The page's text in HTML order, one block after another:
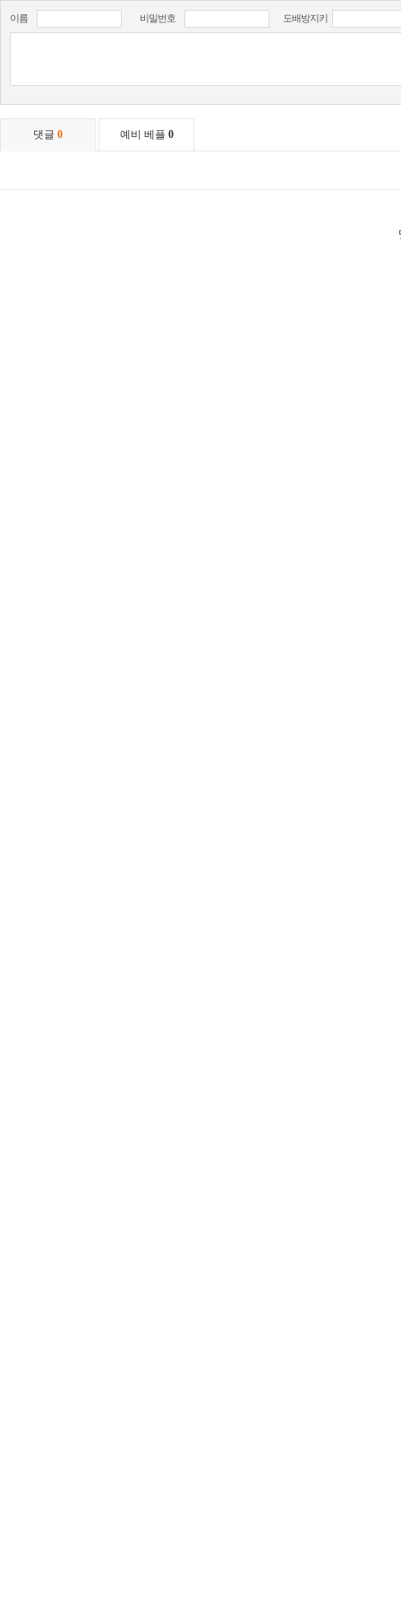
이름 비밀번호 도배방지키
댓글 0 예비 베플 0